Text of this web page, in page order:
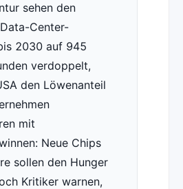
sehen den
Center-
2030 auf 945
verdoppelt,
den Löwenanteil
mit
Neue Chips
sollen den Hunger
Kritiker warnen,